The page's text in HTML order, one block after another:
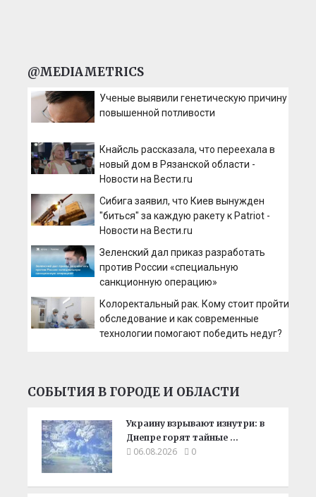
@MEDIAMETRICS
Ученые выявили генетическую причину
повышенной потливости
Кнайсль рассказала, что переехала в
новый дом в Рязанской области -
Новости на Вести.ru
Сибига заявил, что Киев вынужден
"биться" за каждую ракету к Patriot -
Новости на Вести.ru
Зеленский дал приказ разработать
против России «специальную
санкционную операцию»
Колоректальный рак. Кому стоит пройти
обследование и как современные
технологии помогают победить недуг?
СОБЫТИЯ В ГОРОДЕ И ОБЛАСТИ
Украину взрывают изнутри: в
Днепре горят тайные …
06.08.2026 0